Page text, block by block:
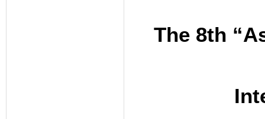
The 8th